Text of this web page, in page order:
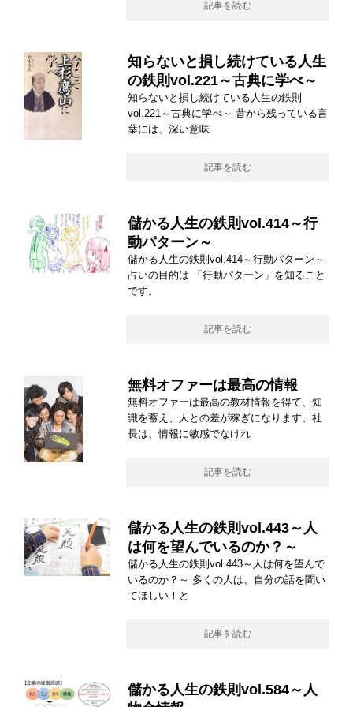
記事を読む
知らないと損し続けている人生
の鉄則vol.221～古典に学べ～
知らないと損し続けている人生の鉄則
vol.221～古典に学べ～ 昔から残っている言
葉には、深い意味
記事を読む
儲かる人生の鉄則vol.414～行
動パターン～
儲かる人生の鉄則vol.414～行動パターン～
占いの目的は 「行動パターン」を知ること
です。
記事を読む
無料オファーは最高の情報
無料オファーは最高の教材情報を得て、知
識を蓄え、人との差が稼ぎになります。社
長は、情報に敏感でなけれ
記事を読む
儲かる人生の鉄則vol.443～人
は何を望んでいるのか？～
儲かる人生の鉄則vol.443～人は何を望んで
いるのか？～ 多くの人は、自分の話を聞い
てほしい！と
記事を読む
儲かる人生の鉄則vol.584～人